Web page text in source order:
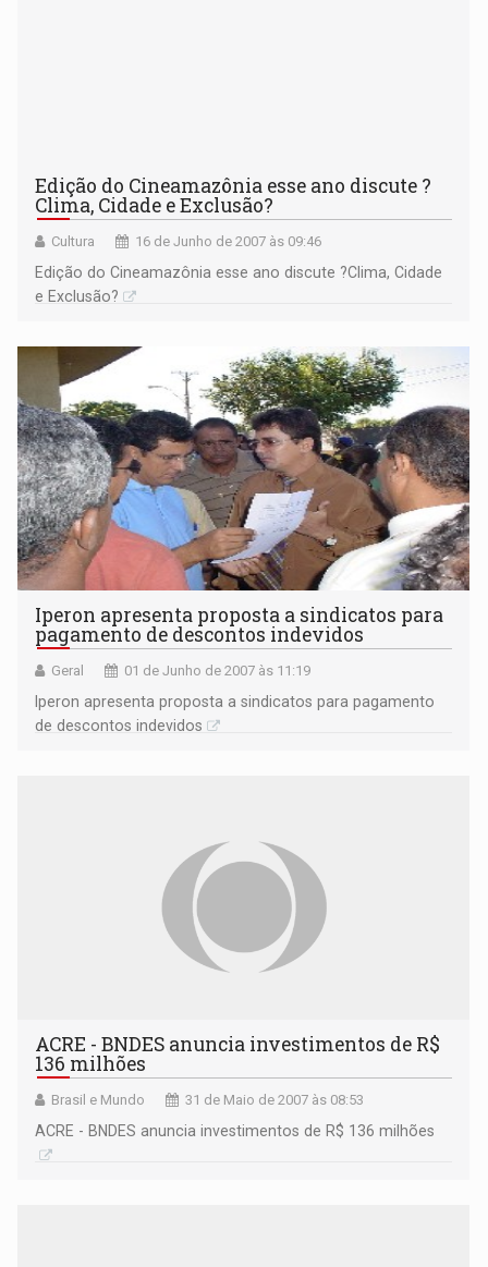
Edição do Cineamazônia esse ano discute ?
Clima, Cidade e Exclusão?
Cultura 16 de Junho de 2007 às 09:46
Edição do Cineamazônia esse ano discute ?Clima, Cidade
e Exclusão?
Iperon apresenta proposta a sindicatos para
pagamento de descontos indevidos
Geral 01 de Junho de 2007 às 11:19
Iperon apresenta proposta a sindicatos para pagamento
de descontos indevidos
ACRE - BNDES anuncia investimentos de R$
136 milhões
Brasil e Mundo 31 de Maio de 2007 às 08:53
ACRE - BNDES anuncia investimentos de R$ 136 milhões